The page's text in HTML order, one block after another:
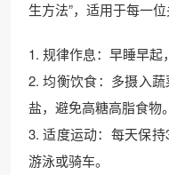
生方法”，适用于每一位
1. 规律作息：早睡早起
2. 均衡饮食：多摄入
盐，避免高糖高脂食物。
3. 适度运动：每天保持
游泳或骑车。